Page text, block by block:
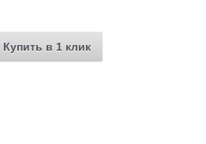
Купить в 1 клик